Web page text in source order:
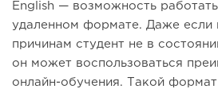
English — возможность
удаленном формате. Даже если
причинам студент не в
он может воспользоваться
онлайн-обучения. Такой